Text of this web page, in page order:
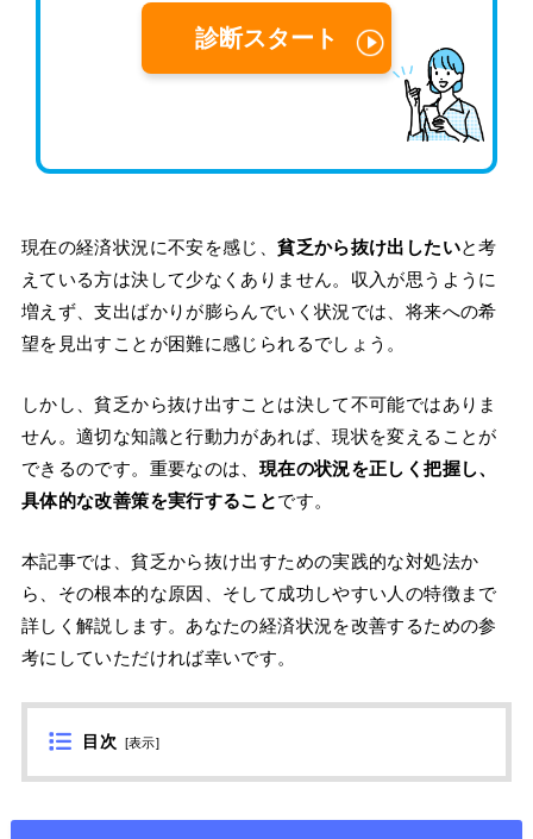
診断スタート
現在の経済状況に不安を感じ、貧乏から抜け出したいと考
えている方は決して少なくありません。収入が思うように
増えず、支出ばかりが膨らんでいく状況では、将来への希
望を見出すことが困難に感じられるでしょう。
しかし、貧乏から抜け出すことは決して不可能ではありま
せん。適切な知識と行動力があれば、現状を変えることが
できるのです。重要なのは、 現在の状況を正しく把握し、
具体的な改善策を実行することです。
本記事では、貧乏から抜け出すための実践的な対処法か
ら、その根本的な原因、そして成功しやすい人の特徴まで
詳しく解説します。あなたの経済状況を改善するための参
考にしていただければ幸いです。
目次 [表示]